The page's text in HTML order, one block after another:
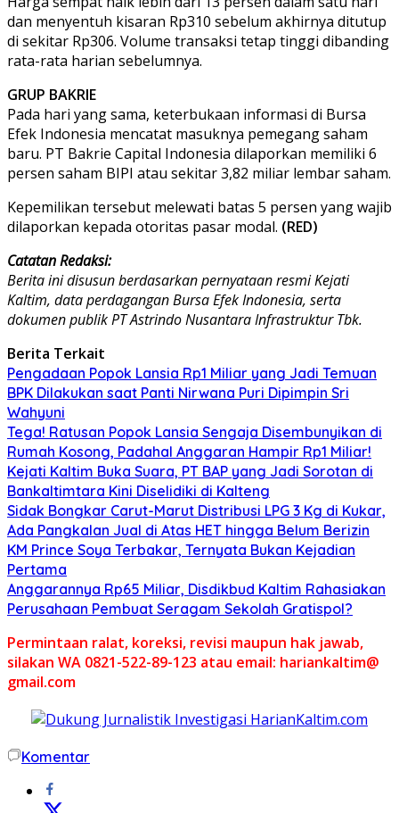
dan menyentuh kisaran Rp310 sebelum akhirnya ditutup
di sekitar Rp306. Volume transaksi tetap tinggi dibanding
rata-rata harian sebelumnya.
GRUP BAKRIE
Pada hari yang sama, keterbukaan informasi di Bursa
Efek Indonesia mencatat masuknya pemegang saham
baru. PT Bakrie Capital Indonesia dilaporkan memiliki 6
persen saham BIPI atau sekitar 3,82 miliar lembar saham.
Kepemilikan tersebut melewati batas 5 persen yang wajib
dilaporkan kepada otoritas pasar modal. (RED)
Catatan Redaksi:
Berita ini disusun berdasarkan pernyataan resmi Kejati
Kaltim, data perdagangan Bursa Efek Indonesia, serta
dokumen publik PT Astrindo Nusantara Infrastruktur Tbk.
Berita Terkait
Pengadaan Popok Lansia Rp1 Miliar yang Jadi Temuan
BPK Dilakukan saat Panti Nirwana Puri Dipimpin Sri
Wahyuni
Tega! Ratusan Popok Lansia Sengaja Disembunyikan di
Rumah Kosong, Padahal Anggaran Hampir Rp1 Miliar!
Kejati Kaltim Buka Suara, PT BAP yang Jadi Sorotan di
Bankaltimtara Kini Diselidiki di Kalteng
Sidak Bongkar Carut-Marut Distribusi LPG 3 Kg di Kukar,
Ada Pangkalan Jual di Atas HET hingga Belum Berizin
KM Prince Soya Terbakar, Ternyata Bukan Kejadian
Pertama
Anggarannya Rp65 Miliar, Disdikbud Kaltim Rahasiakan
Perusahaan Pembuat Seragam Sekolah Gratispol?
Permintaan ralat, koreksi, revisi maupun hak jawab,
silakan WA 0821-522-89-123 atau email: hariankaltim@
gmail.com
Komentar